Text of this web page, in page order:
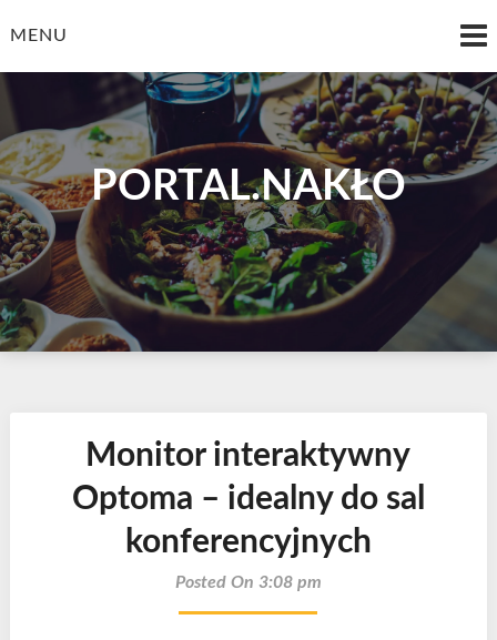
toMENU
PORTAL.NAKŁO
Monitor interaktywny
Optoma – idealny do sal
konferencyjnych
Posted On 3:08 pm